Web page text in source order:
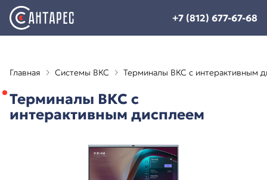
+7 (812) 677-67-68
Главная Системы ВКС Терминалы ВКС с интерактивным
Терминалы ВКС с
интерактивным дисплеем